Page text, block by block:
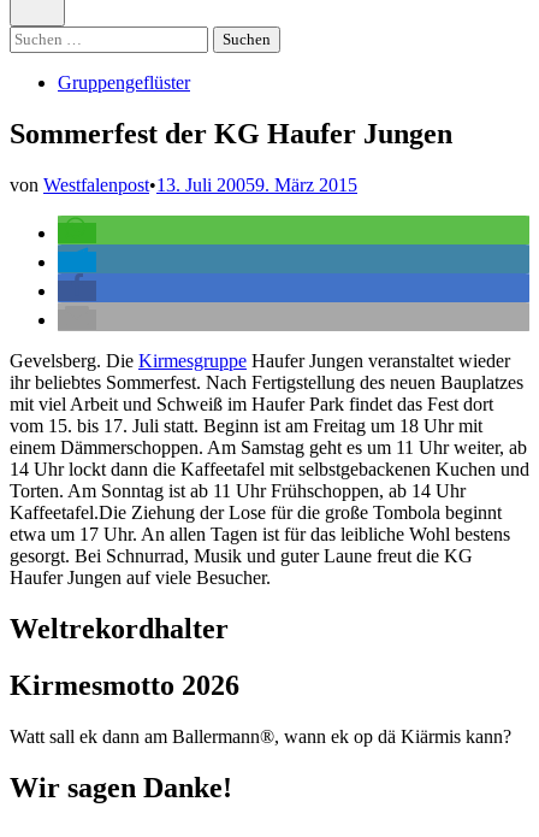
Suchen
nach:
Veröffentlicht
Gruppengeflüster
Sommerfest der KG Haufer Jungen
von Westfalenpost•13. Juli 20059. März 2015
Gevelsberg. Die Kirmesgruppe Haufer Jungen veranstaltet wieder
ihr beliebtes Sommerfest. Nach Fertigstellung des neuen Bauplatzes
mit viel Arbeit und Schweiß im Haufer Park findet das Fest dort
vom 15. bis 17. Juli statt. Beginn ist am Freitag um 18 Uhr mit
einem Dämmerschoppen. Am Samstag geht es um 11 Uhr weiter, ab
14 Uhr lockt dann die Kaffeetafel mit selbstgebackenen Kuchen und
Torten. Am Sonntag ist ab 11 Uhr Frühschoppen, ab 14 Uhr
Kaffeetafel.Die Ziehung der Lose für die große Tombola beginnt
etwa um 17 Uhr. An allen Tagen ist für das leibliche Wohl bestens
gesorgt. Bei Schnurrad, Musik und guter Laune freut die KG
Haufer Jungen auf viele Besucher.
Weltrekordhalter
Kirmesmotto 2026
Watt sall ek dann am Ballermann®, wann ek op dä Kiärmis kann?
Wir sagen Danke!